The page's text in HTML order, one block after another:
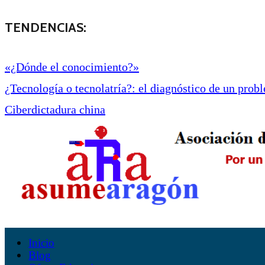
TENDENCIAS:
«¿Dónde el conocimiento?»
¿Tecnología o tecnolatría?: el diagnóstico de un
Ciberdictadura china
Inicio
Blog